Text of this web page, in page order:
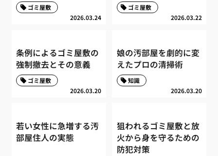
2026.03.24
ゴミ屋敷
2026.03.22
ゴミ屋敷
条例によるゴミ屋敷の
強制撤去とその意義
2026.03.20
ゴミ屋敷
娘の汚部屋を劇的に変
えたプロの清掃術
2026.03.20
知識
若い女性に急増する汚
部屋住人の実態
狙われるゴミ屋敷と放
火から身を守るための
防犯対策